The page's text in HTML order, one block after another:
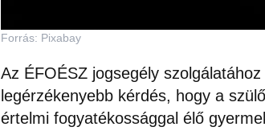
Forrás: Pixabay
Az ÉFOÉSZ jogsegély
legérzékenyebb kérdés, hogy a
értelmi fogyatékossággal élő